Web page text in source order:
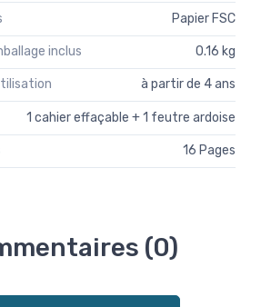
Papier FSC
inclus 0.16 kg
à partir de 4 ans
1 cahier effaçable + 1 feutre ardoise
16 Pages
(0)